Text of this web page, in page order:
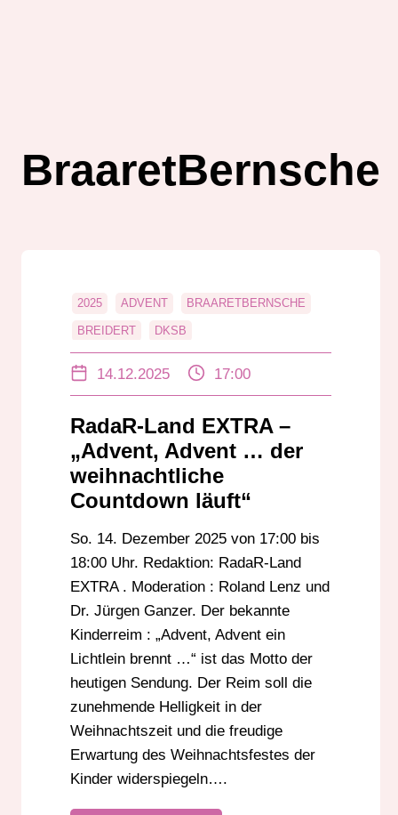
BraaretBernsche
2025 ADVENT BRAARETBERNSCHE
BREIDERT DKSB
RADAR-LAND EXTRA
WIR SIND BREIDERT
14.12.2025 17:00
RadaR-Land EXTRA –
„Advent, Advent … der
weihnachtliche
Countdown läuft“
So. 14. Dezember 2025 von 17:00 bis
18:00 Uhr. Redaktion: RadaR-Land
EXTRA . Moderation : Roland Lenz und
Dr. Jürgen Ganzer. Der bekannte
Kinderreim : „Advent, Advent ein
Lichtlein brennt …“ ist das Motto der
heutigen Sendung. Der Reim soll die
zunehmende Helligkeit in der
Weihnachtszeit und die freudige
Erwartung des Weihnachtsfestes der
Kinder widerspiegeln….